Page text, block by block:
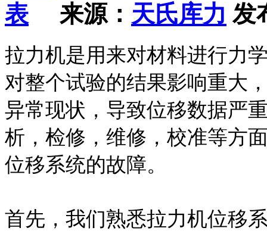
来源： 天氏库力 发
拉力机是用来对材料进行力
对整个试验的结果影响重大
异常现状，导致位移数据严
析，检修，维修，校准等方
位移系统的故障。
首先，我们熟悉拉力机位移